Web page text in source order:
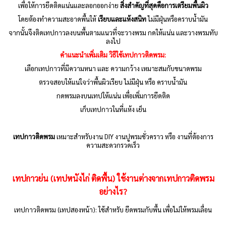
เพื่อให้การยึดติดแน่นและลอกออกง่าย สิ่งสำคัญที่สุดคือการเตรียมพื้นผิว
โดยต้องทำความสะอาดพื้นให้เรียบและแห้งสนิทไม่มีฝุ่นหรือคราบน้ำมัน
จากนั้นจึงติดเทปกาวลงบนพื้นตามแนวที่จะวางพรม กดให้แน่น และวางพรมทับ
ลงไป
คำแนะนำเพิ่มเติม วิธีใช้เทปกาวติดพรม:
เลือกเทปกาวที่มีความหนา และ ความกว้าง เหมาะสมกับขนาดพรม
ตรวจสอบให้แน่ใจว่าพื้นผิวเรียบ ไม่มีฝุ่น หรือ คราบน้ำมัน
กดพรมลงบนเทปให้แน่น เพื่อเพิ่มการยึดติด
เก็บเทปกาวในที่แห้ง เย็น
เทปกาวติดพรมเหมาะสำหรับงาน DIY งานปูพรมชั่วคราว หรือ งานที่ต้องการ
ความสะดวกรวดเร็ว
เทปกาวย่น (เทปหนังไก่ ติดพื้น) ใช้งานต่างจากเทปกาวติดพรม
อย่างไร?
เทปกาวติดพรม (เทปสองหน้า): ใช้สำหรับ ยึดพรมกับพื้น เพื่อไม่ให้พรมเลื่อน